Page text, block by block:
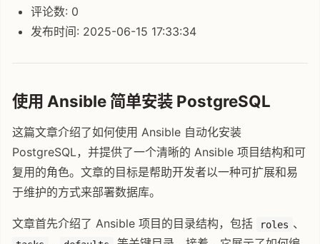
评论数: 0
发布时间: 2025-06-15 17:33:34
使用 Ansible 简单安装 PostgreSQL
这篇文章介绍了如何使用 Ansible 自动化安装
PostgreSQL，并提供了一个清晰的 Ansible 项目结构和可
复用的角色。文章的目标是帮助开发者以一种可扩展和易
于维护的方式来部署数据库。
文章首先介绍了 Ansible 项目的目录结构，包括 roles 、